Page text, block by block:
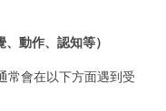
動作、認知等）
常會在以下方面遇到受